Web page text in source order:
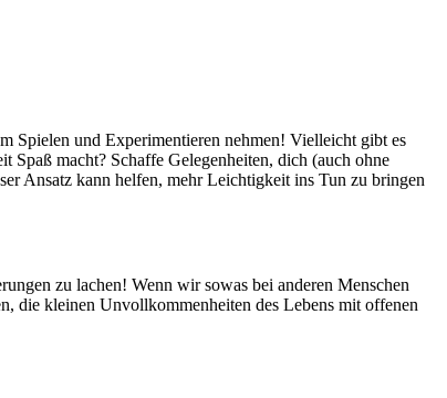
Spielen und Experimentieren nehmen! Vielleicht gibt es
Spaß macht? Schaffe Gelegenheiten, dich (auch ohne
Ansatz kann helfen, mehr Leichtigkeit ins Tun zu bringen
zu lachen! Wenn wir sowas bei anderen Menschen
die kleinen Unvollkommenheiten des Lebens mit offenen